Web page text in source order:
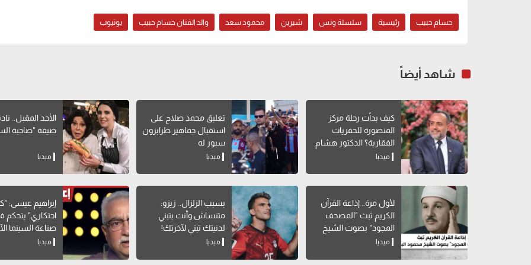
حسام حبيب رئيسية سلسلة ونس شيرين محمود سعد والد الفنان حسام حبيب يوتيوب
شاهد أيضاً
كيف بدأت رحلة مركز
المنصورة للحفريات
الفقارية؟ الدكتور هشام
سلام يوضح
ميديا
تعليق محمد صلاح على
استقبال جماهير طرابزون
سبور له
ميديا
الأحد المقبل..
ضيفة "صاحبة
ميديا
لأول مرة.. إذاعة القرآن
الكريم ثبث "المصحف
المجود" بصوت الشيخ
محمود البنا
ميديا
بسبب الزلزال.. زيزو:
متنساش وأنت بتبني
لدنيتك تبني لآخرتك!
ميديا
إبراهيم عيسى:
احتكاري" يتحكم
صناعة السينما
ميديا